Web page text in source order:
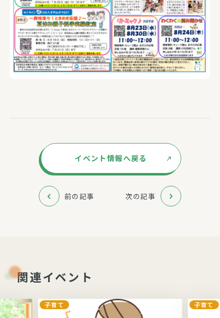
イベント情報へ戻る
前の記事 次の記事
関連イベント
子育て 子育て